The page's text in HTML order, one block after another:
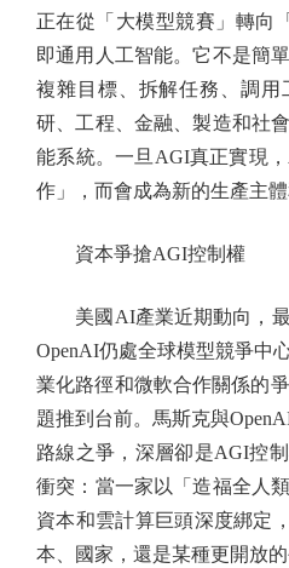
正在從「大模型競賽」轉向
即通用人工智能。它不是簡
複雜目標、拆解任務、調
研、工程、金融、製造和社
能系統。一旦AGI真正實現
作」，而會成為新的生產主體
資本爭搶AGI控制權
美國AI產業近期動向，最
OpenAI仍處全球模型競爭中
業化路徑和微軟合作關係的
題推到台前。馬斯克與
路線之爭，深層卻是AGI控
衝突：當一家以「造福全人
資本和雲計算巨頭深度綁定
本、國家，還是某種更開放